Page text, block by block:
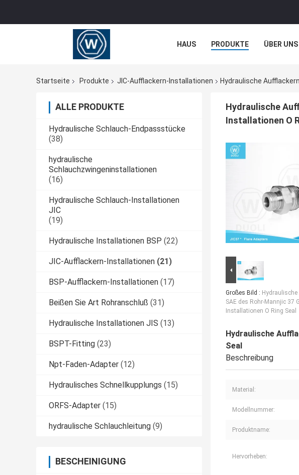
HAUS PRODUKTE ÜBER UNS
Startseite
Produkte JIC-Aufflackern-Installationen Hydraulische
ALLE PRODUKTE
Hydraulische Schlauch-Endpassstücke
(38)
hydraulische
Schlauchzwingeninstallationen
(16)
Hydraulische Schlauch-Installationen
JIC
(19)
Hydraulische Installationen BSP (22)
JIC-Aufflackern-Installationen (21)
BSP-Aufflackern-Installationen (17)
Beißen Sie Art Rohranschluß (31)
Hydraulische Installationen JIS (13)
BSPT-Fitting (23)
Npt-Faden-Adapter (12)
Hydraulisches Schnellkupplungs (15)
ORFS-Adapter (15)
hydraulische Schlauchleitung (9)
BESCHEINIGUNG
Hydraulische
Installationen O
Großes Bild :
SAE des Rohr-Mannjic 37
Installationen O Ring Seal
Hydraulische
Seal
Beschreibung
Material:
Modellnummer:
Produktname:
Hervorheben: